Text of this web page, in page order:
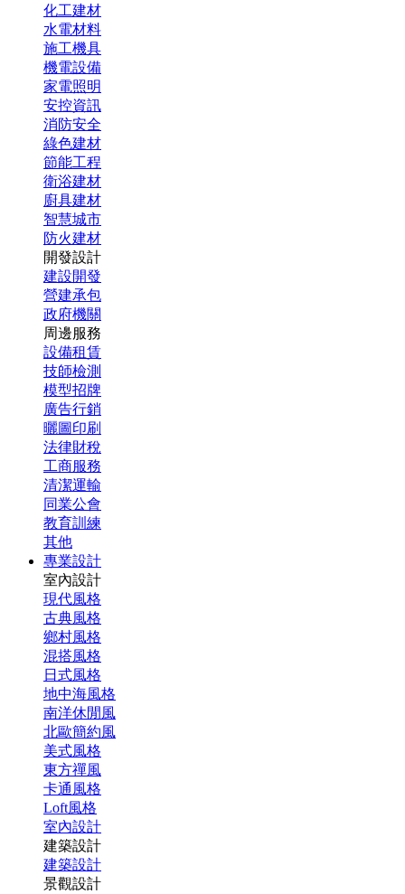
化工建材
水電材料
施工機具
機電設備
家電照明
安控資訊
消防安全
綠色建材
節能工程
衛浴建材
廚具建材
智慧城市
防火建材
開發設計
建設開發
營建承包
政府機關
周邊服務
設備租賃
技師檢測
模型招牌
廣告行銷
曬圖印刷
法律財稅
工商服務
清潔運輸
同業公會
教育訓練
其他
專業設計
室內設計
現代風格
古典風格
鄉村風格
混搭風格
日式風格
地中海風格
南洋休閒風
北歐簡約風
美式風格
東方禪風
卡通風格
Loft風格
室內設計
建築設計
建築設計
景觀設計